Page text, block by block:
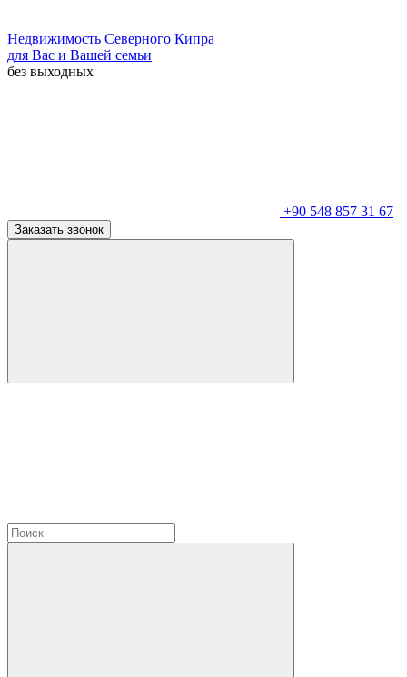
Недвижимость Северного Кипра
для Вас и Вашей семьи
без выходных
+90 548 857 31 67
Заказать звонок